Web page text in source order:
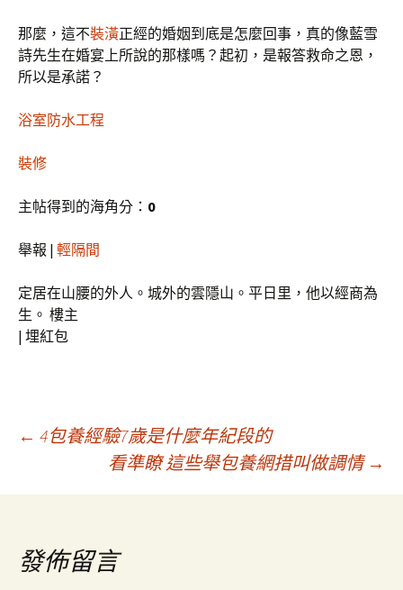
那麼，這不裝潢正經的婚姻到底是怎麼回事，真的像藍雪
詩先生在婚宴上所說的那樣嗎？起初，是報答救命之恩，
所以是承諾？
浴室防水工程
裝修
主帖得到的海角分： 0
舉報 | 輕隔間
定居在山腰的外人。城外的雲隱山。平日里，他以經商為
生。 樓主
| 埋紅包
文
章
導
← 4包養經驗7歲是什麼年紀段的
看準瞭 這些舉包養網措叫做調情 →
發佈留言